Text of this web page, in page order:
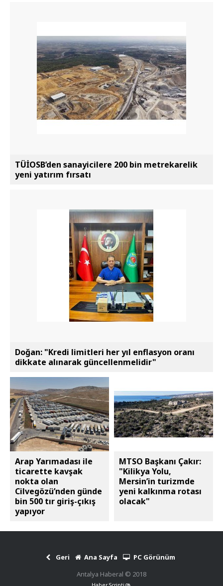
TÜİOSB’den sanayicilere 200 bin metrekarelik
yeni yatırım fırsatı
Doğan: "Kredi limitleri her yıl enflasyon oranı
dikkate alınarak güncellenmelidir"
Arap Yarımadası ile
ticarette kavşak
nokta olan
Cilvegözü’nden günde
bin 500 tır giriş-çıkış
yapıyor
MTSO Başkanı Çakır:
"Kilikya Yolu,
Mersin’in turizmde
yeni kalkınma rotası
olacak"
Geri Ana Sayfa
PC Görünüm
Antalya Haberal © 2018